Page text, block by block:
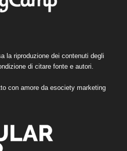
la riproduzione dei contenuti degli
di citare fonte e autori.
con amore da esociety marketing